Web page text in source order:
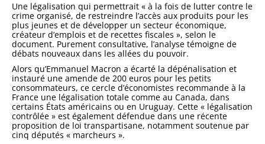
Une légalisation qui permettrait « à la fois de lutter contre le
crime organisé, de restreindre l’accès aux produits pour les
plus jeunes et de développer un secteur économique,
créateur d’emplois et de recettes fiscales », selon le
document. Purement consultative, l’analyse témoigne de
débats nouveaux dans les allées du pouvoir.
Alors qu’Emmanuel Macron a écarté la dépénalisation et
instauré une amende de 200 euros pour les petits
consommateurs, ce cercle d’économistes recommande à la
France une légalisation totale comme au Canada, dans
certains États américains ou en Uruguay. Cette « légalisation
contrôlée » est également défendue dans une récente
proposition de loi transpartisane, notamment soutenue par
cinq députés « marcheurs ».